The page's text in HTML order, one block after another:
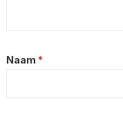
Naam *